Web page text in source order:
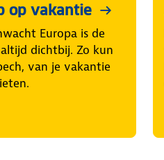
op vakantie
Europa is de
dichtbij. Zo kun
van je vakantie